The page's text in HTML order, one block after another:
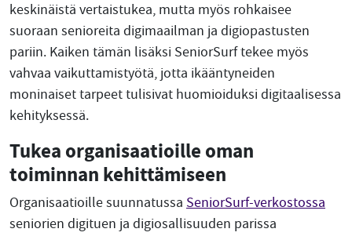
keskinäistä vertaistukea, mutta myös rohkaisee
suoraan senioreita digimaailman ja digiopastusten
pariin. Kaiken tämän lisäksi SeniorSurf tekee myös
vahvaa vaikuttamistyötä, jotta ikääntyneiden
moninaiset tarpeet tulisivat huomioiduksi digitaalisessa
kehityksessä.
Tukea organisaatioille oman
toiminnan kehittämiseen
Organisaatioille suunnatussa SeniorSurf-verkostossa
seniorien digituen ja digiosallisuuden parissa